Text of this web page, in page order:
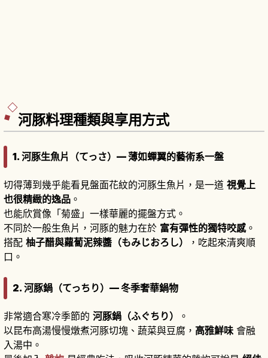
河豚料理種類與享用方式
1. 河豚生魚片（てっさ）— 薄如蟬翼的藝術系一盤
切得薄到幾乎能看見盤面花紋的河豚生魚片，是一道 視覺上
也很精緻的逸品 。
也能欣賞像「菊盛」一樣華麗的擺盤方式。
不同於一般生魚片，河豚的魅力在於 富有彈性的獨特咬感。
搭配 柚子醋與蘿蔔泥辣醬（もみじおろし）
，吃起來清爽順
口。
2. 河豚鍋（てっちり）— 冬季奢華鍋物
非常適合寒冷季節的 河豚鍋（ふぐちり）
。
以昆布高湯慢慢燉煮河豚切塊、蔬菜與豆腐， 高雅鮮味 會融
入湯中。